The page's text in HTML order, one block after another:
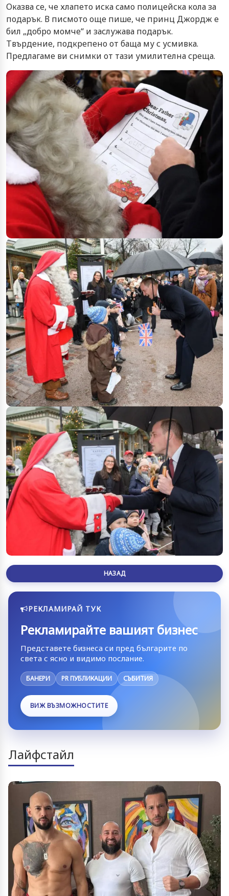
Оказва се, че хлапето иска само полицейска кола за
подарък. В писмото още пише, че принц Джордж е
бил „добро момче“ и заслужава подарък.
Твърдение, подкрепено от баща му с усмивка.
Предлагаме ви снимки от тази умилителна среща.
НАЗАД
РЕКЛАМИРАЙ ТУК
Рекламирайте вашият бизнес
Представете бизнеса си пред българите по
света с ясно и видимо послание.
БАНЕРИ PR ПУБЛИКАЦИИ СЪБИТИЯ
ВИЖ ВЪЗМОЖНОСТИТЕ
Лайфстайл